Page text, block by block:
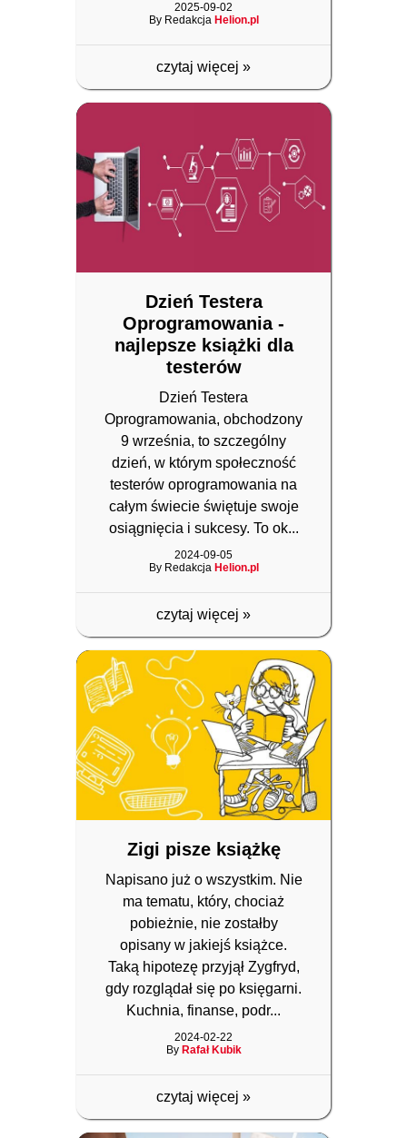
2025-09-02
By RedakcjaHelion.pl
czytaj więcej »
Dzień Testera
Oprogramowania -
najlepsze książki dla
testerów
Dzień Testera
Oprogramowania, obchodzony
9 września, to szczególny
dzień, w którym społeczność
testerów oprogramowania na
całym świecie świętuje swoje
osiągnięcia i sukcesy. To ok...
2024-09-05
By RedakcjaHelion.pl
czytaj więcej »
Zigi pisze książkę
Napisano już o wszystkim. Nie
ma tematu, który, chociaż
pobieżnie, nie zostałby
opisany w jakiejś książce.
Taką hipotezę przyjął Zygfryd,
gdy rozglądał się po księgarni.
Kuchnia, finanse, podr...
2024-02-22
By Rafał Kubik
czytaj więcej »